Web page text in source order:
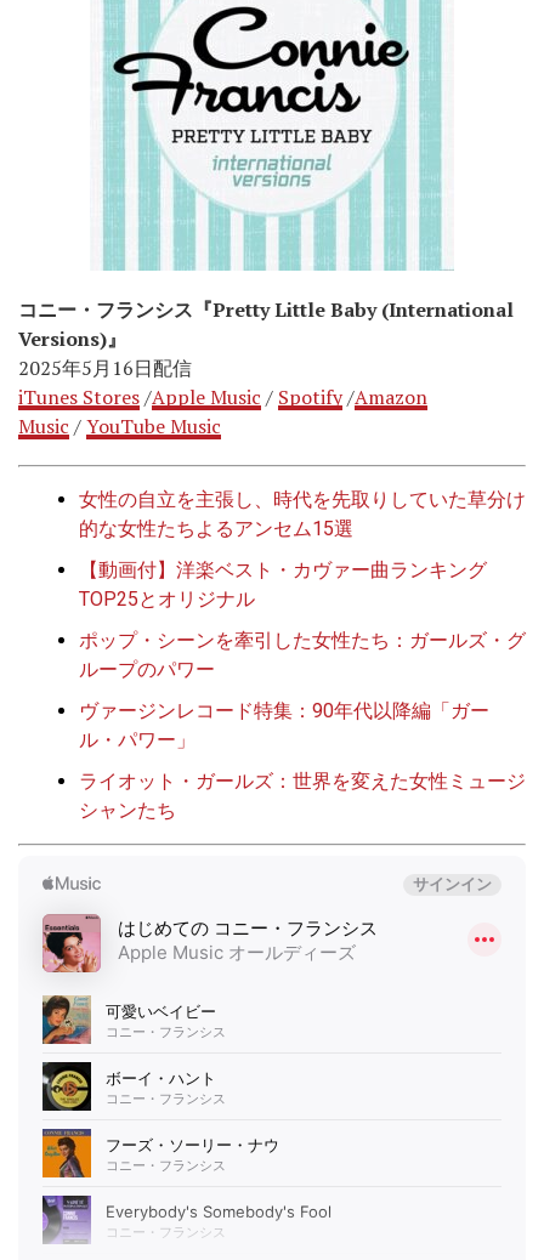
コニー・フランシス『Pretty Little Baby (International
Versions)』
2025年5月16日配信
iTunes Stores/Apple Music / Spotify/Amazon
Music /YouTube Music
女性の自立を主張し、時代を先取りしていた草分け
的な女性たちよるアンセム15選
【動画付】洋楽ベスト・カヴァー曲ランキング
TOP25とオリジナル
ポップ・シーンを牽引した女性たち：ガールズ・グ
ループのパワー
ヴァージンレコード特集：90年代以降編「ガー
ル・パワー」
ライオット・ガールズ：世界を変えた女性ミュージ
シャンたち